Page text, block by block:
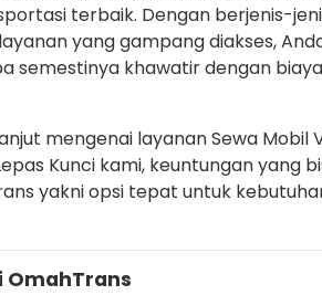
terbaik. Dengan berjenis-
yang gampang diakses,
semestinya khawatir dengan
mengenai layanan Sewa Mobil
Kunci kami, keuntungan yang
yakni opsi tepat untuk
OmahTrans